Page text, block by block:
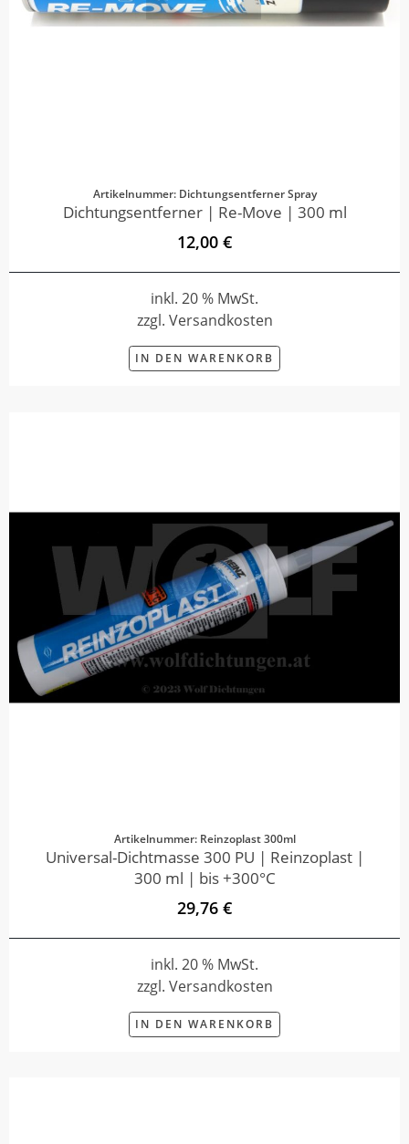
Artikelnummer: Dichtungsentferner Spray
Dichtungsentferner | Re-Move | 300 ml
12,00 €
inkl. 20 % MwSt.
zzgl. Versandkosten
IN DEN WARENKORB
Artikelnummer: Reinzoplast 300ml
Universal-Dichtmasse 300 PU | Reinzoplast |
300 ml | bis +300°C
29,76 €
inkl. 20 % MwSt.
zzgl. Versandkosten
IN DEN WARENKORB